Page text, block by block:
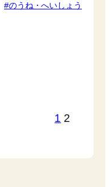
のうね・へいしょう
1 2